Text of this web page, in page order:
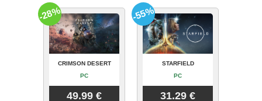
CRIMSON DESERT
PC
49.99 €
-28%
STARFIELD
PC
31.29 €
-55%